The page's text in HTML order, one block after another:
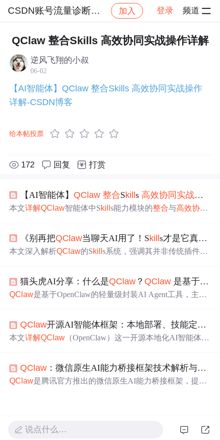
CSDN账号流量诊断服务社区 加入 登录 频道
社区 CSDN账号流量诊断服务社区 交流讨论
QClaw 整合Skills 高效协同实战操作详解
逆风飞翔的小叔
06-02
【AI智能体】QClaw 整合Skills 高效协同实战操作
详解-CSDN博客
给本帖投票
172 回复 打赏
【AI智能体】 QClaw 整合Skills 高效协同 实战操作
本文详解QClaw智能体中Skills能力模块的整合与高效协同
介绍本地部署（直接放置、指令调用、对话激活、CL
I）、手动创建、魔法生成、三方社区模板（Anthropic/GitH
度与安全本地化优势。
《别再把QClaw当聊天AI用了！Skills才是它真正的灵魂》
本文深入解析QClaw的Skills系统，强调其并非传统插件，
调用机制、工作流构建方式、安全安装规范及高效管理策
略，并指出模块化、专业化、低冗余是发挥QClaw
真实效
猫头虎AI分享：什么是QClaw ？ QClaw 是基于 OpenClaw 的极简封装，
QClaw是基于OpenClaw的轻量级封装AI Agent工具，主打
实现文档处理、数据分析、日程管理等任务的免编码执
行。其核心价值在于深度融合微信生态，降低AI Agent使
QClaw开源AI智能体框架：本地部署、技能定制与全栈工作流
本文详解QClaw （OpenClaw）这一开源本地化AI智能体框
mpose本地部署流程、三大技能实战（写作辅助、编程调
试、文献整理），以及自定义技能开发、MCP协议集成、
QClaw ：微信原生AI能力桥接框架技术解析与实战
QClaw是腾讯官方推出的微信原生AI能力桥接框架，提供
脱敏用户标识。实战
涵盖CLI部署、API Key配置、技能注
说点什么…